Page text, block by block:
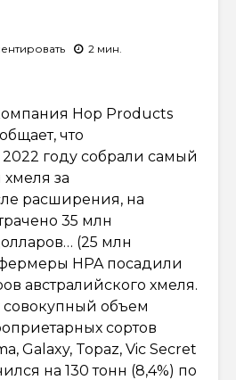
2 мин.
Hop Products
что
2022 году собрали самый
за
расширения, на
35 млн
(25 млн
HPA посадили
австралийского хмеля.
совокупный объем
сортов
Galaxy, Topaz, Vic Secret
на 130 тонн (8,4%) по